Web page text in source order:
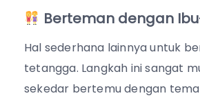
Berteman dengan
Hal sederhana lainnya untuk
tetangga. Langkah ini sangat
sekedar bertemu dengan